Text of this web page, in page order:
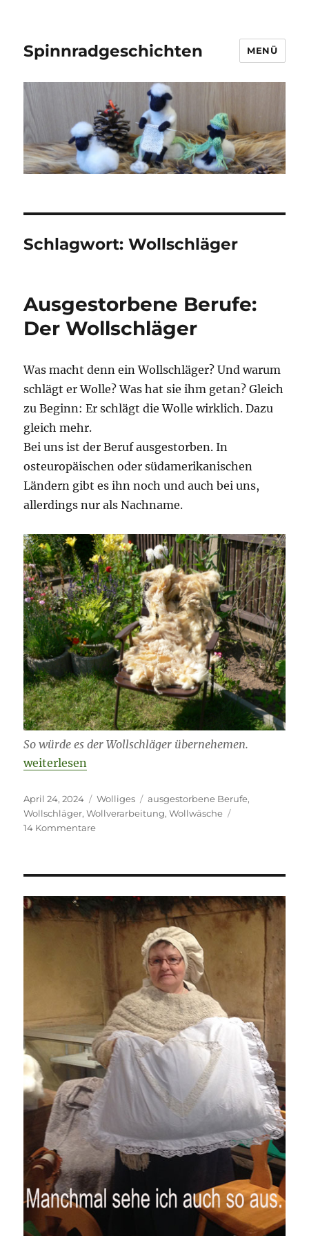
Spinnradgeschichten MENÜ
Schlagwort:Wollschläger
Ausgestorbene Berufe:
Der Wollschläger
Was macht denn ein Wollschläger? Und warum
schlägt er Wolle? Was hat sie ihm getan? Gleich
zu Beginn: Er schlägt die Wolle wirklich. Dazu
gleich mehr.
Bei uns ist der Beruf ausgestorben. In
osteuropäischen oder südamerikanischen
Ländern gibt es ihn noch und auch bei uns,
allerdings nur als Nachname.
So würde es der Wollschläger übernehemen.
„Ausgestorbene Berufe: Der Wollschläger“
weiterlesen
Veröffentlicht
am
April 24, 2024 Kategorien
Wolliges Schlagwörter
ausgestorbene Berufe,
Wollschläger,Wollverarbeitung,Wollwäsche
14 Kommentarezu